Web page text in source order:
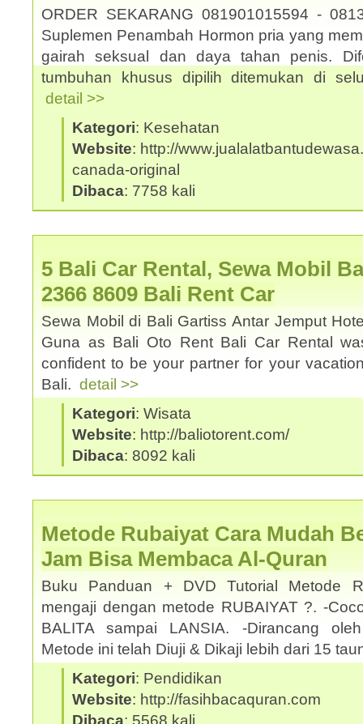
ORDER SEKARANG 081901015594 -
Suplemen Penambah Hormon pria yang
gairah seksual dan daya tahan penis.
tumbuhan khusus dipilih ditemukan di
detail >>
Kategori: Kesehatan
Website: http://
canada-original
Dibaca: 7758 kali
5 Bali Car Rental, Sewa Mobil
2366 8609 Bali Rent Car
Sewa Mobil di Bali Gartiss Antar Jemput
Guna as Bali Oto Rent Bali Car Rental
confident to be your partner for your
Bali. detail >>
Kategori: Wisata
Website: http://baliotorent.com/
Dibaca: 8092 kali
Metode Rubaiyat Cara Mudah
Jam Bisa Membaca Al-Quran
Buku Panduan + DVD Tutorial Metode
mengaji dengan metode RUBAIYAT ?. -
BALITA sampai LANSIA. -Dirancang
Metode ini telah Diuji & Dikaji lebih dari 15
Kategori: Pendidikan
Website: http://fasihbacaquran.com
Dibaca: 5568 kali